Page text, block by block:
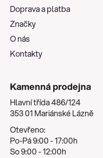
Doprava a platba
Značky
O nás
Kontakty
Kamenná prodejna
Hlavní třída 486/124
353 01 Mariánské Lázně
Otevřeno:
Po-Pá 9:00 - 17:00h
So 9:00 - 12:00h